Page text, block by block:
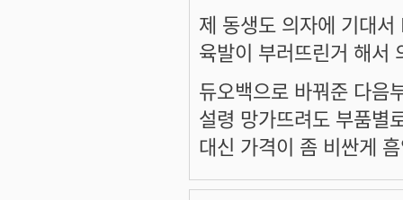
제 동생도 의자에 기대
육발이 부러뜨린거 해서
듀오백으로 바꿔준 다음
설령 망가뜨려도 부품별
대신 가격이 좀 비싼게